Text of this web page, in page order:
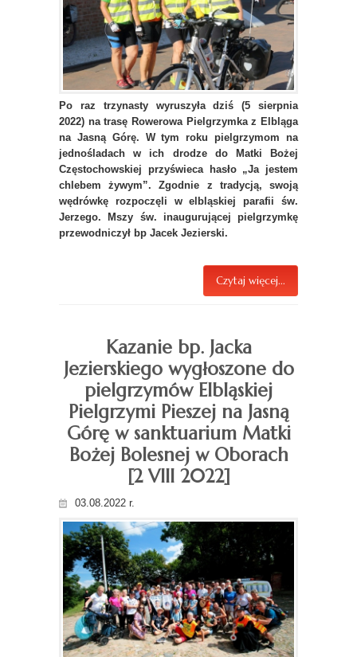
Po raz trzynasty wyruszyła dziś (5 sierpnia
2022) na trasę Rowerowa Pielgrzymka z Elbląga
na Jasną Górę. W tym roku pielgrzymom na
jednośladach w ich drodze do Matki Bożej
Częstochowskiej przyświeca hasło „Ja jestem
chlebem żywym”. Zgodnie z tradycją, swoją
wędrówkę rozpoczęli w elbląskiej parafii św.
Jerzego. Mszy św. inaugurującej pielgrzymkę
przewodniczył bp Jacek Jezierski.
Czytaj więcej...
Kazanie bp. Jacka
Jezierskiego wygłoszone do
pielgrzymów Elbląskiej
Pielgrzymi Pieszej na Jasną
Górę w sanktuarium Matki
Bożej Bolesnej w Oborach
[2 VIII 2022]
03.08.2022 r.